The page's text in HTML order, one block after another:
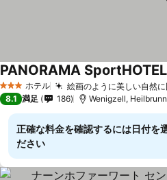
3 ホテルのランク
ホテル 絵画のように美しい自然
PANORAMA SportHOTEL
8.1 満足 186 Wenigzell,
正確な料金を確認するには日付を
ださい